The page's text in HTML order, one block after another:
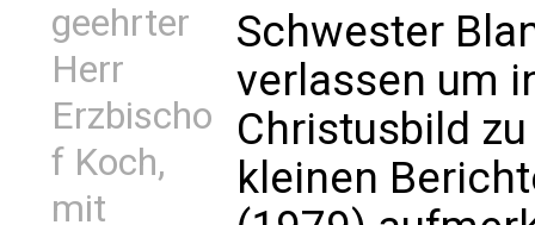
geehrter
Herr
Erzbischo
f Koch,
mit
Schwester
verlassen um
Christusbild
kleinen